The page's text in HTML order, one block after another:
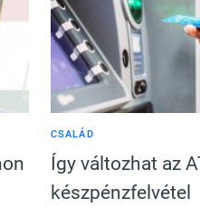
CSALÁD
Így változhat az
készpénzfelvétel